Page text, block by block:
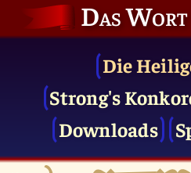
Das
Die
Strong's
Downloads